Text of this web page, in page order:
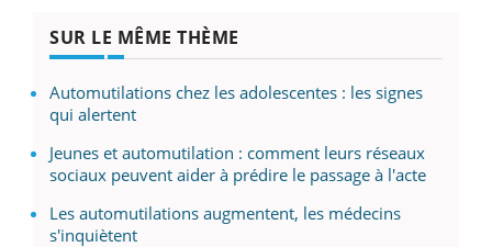
SUR LE MÊME THÈME
Automutilations chez les adolescentes : les signes
qui alertent
Jeunes et automutilation : comment leurs réseaux
sociaux peuvent aider à prédire le passage à l'acte
Les automutilations augmentent, les médecins
s'inquiètent